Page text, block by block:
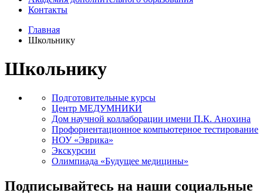
Контакты
Главная
Школьнику
Школьнику
Подготовительные курсы
Центр МЕДУМНИКИ
Дом научной коллаборации имени П.К. Анохина
Профориентационное компьютерное тестирование
НОУ «Эврика»
Экскурсии
Олимпиада «Будущее медицины»
Подписывайтесь на наши социальные